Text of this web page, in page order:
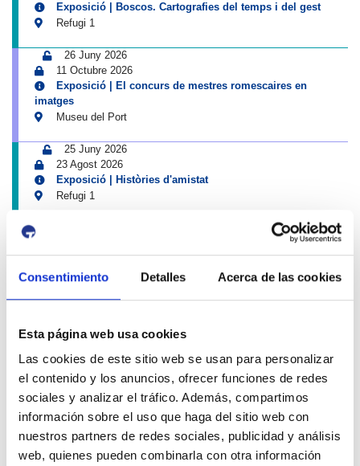
Consentimiento Detalles Acerca de las cookies
Esta página web usa cookies
Las cookies de este sitio web se usan para personalizar
el contenido y los anuncios, ofrecer funciones de redes
sociales y analizar el tráfico. Además, compartimos
información sobre el uso que haga del sitio web con
nuestros partners de redes sociales, publicidad y análisis
web, quienes pueden combinarla con otra información
Exposició | Boscos. Cartografies del temps i del gest
Refugi 1
26 Juny 2026
11 Octubre 2026
Exposició | El concurs de mestres romescaires en
imatges
Museu del Port
25 Juny 2026
23 Agost 2026
Exposició | Històries d'amistat
Refugi 1
Exposició | La peça blava, Sextant
Museu del Port
Exposició | Manipulació latent
Refugi 1
7 Juliol 2026
7 Octubre 2026
Inscripcions a PortAutors/es 2026
El Teatret